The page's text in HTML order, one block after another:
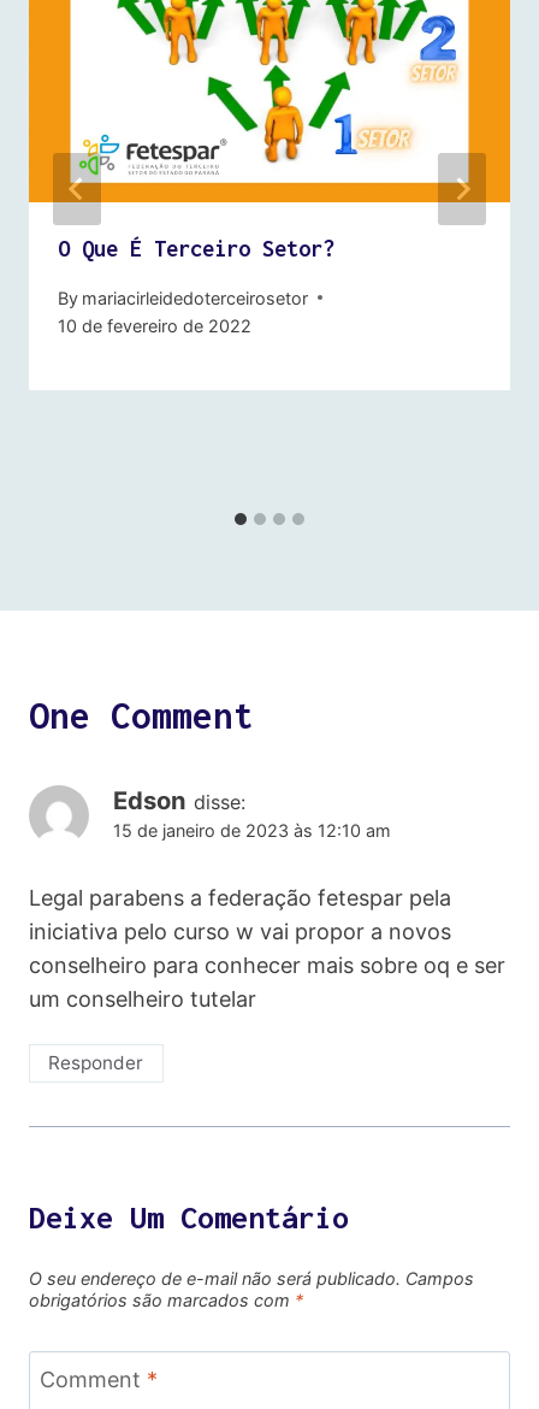
O Que É Terceiro Setor?
By mariacirleidedoterceirosetor
10 de fevereiro de 2022
One Comment
Edson disse:
15 de janeiro de 2023 às 12:10 am
Legal parabens a federação fetespar pela
iniciativa pelo curso w vai propor a novos
conselheiro para conhecer mais sobre oq e ser
um conselheiro tutelar
Responder
Deixe Um Comentário
O seu endereço de e-mail não será publicado. Campos
obrigatórios são marcados com *
Comment *